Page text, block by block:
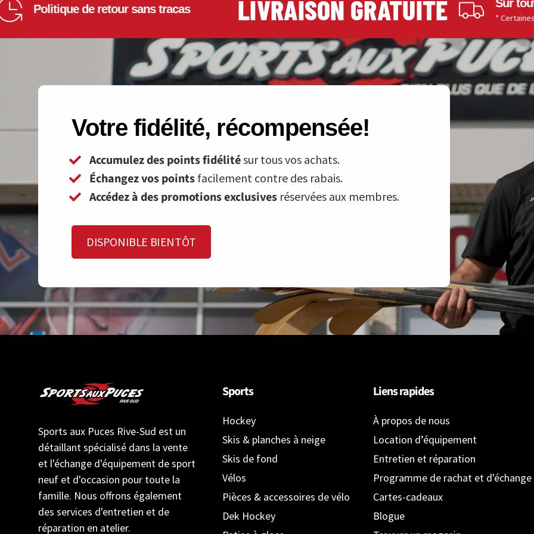
Politique de retour sans tracas LIVRAISON GRATUITE Sur toutes
* Certaines
Votre fidélité, récompensée!
Accumulez des points fidélitésur tous vos achats.
Échangez vos points facilement contre des rabais.
Accédez à des promotions exclusives réservées aux membres.
DISPONIBLE BIENTÔT
Sports aux Puces Rive-Sud est un
détaillant spécialisé dans la vente
et l'échange d'équipement de sport
neuf et d'occasion pour toute la
famille. Nous offrons également
des services d'entretien et de
réparation en atelier.
Sports
Hockey
Skis & planches à neige
Skis de fond
Vélos
Pièces & accessoires de vélo
Dek Hockey
Liens rapides
À propos de nous
Location d’équipement
Entretien et réparation
Programme de rachat et d'échange
Cartes-cadeaux
Blogue